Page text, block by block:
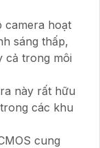
camera hoạt
sáng thấp,
cả trong môi
này rất hữu
các khu
cung